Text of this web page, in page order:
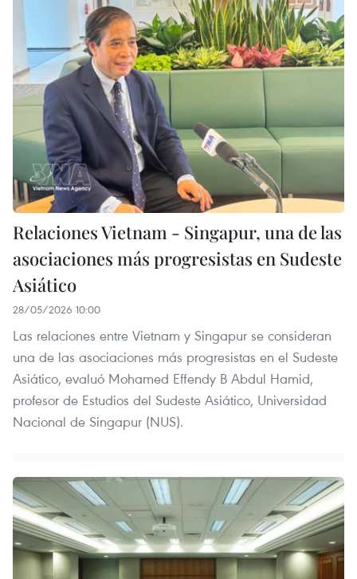
Relaciones Vietnam - Singapur, una de las
asociaciones más progresistas en Sudeste
Asiático
28/05/2026 10:00
Las relaciones entre Vietnam y Singapur se consideran
una de las asociaciones más progresistas en el Sudeste
Asiático, evaluó Mohamed Effendy B Abdul Hamid,
profesor de Estudios del Sudeste Asiático, Universidad
Nacional de Singapur (NUS).